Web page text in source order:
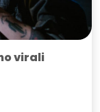
virali